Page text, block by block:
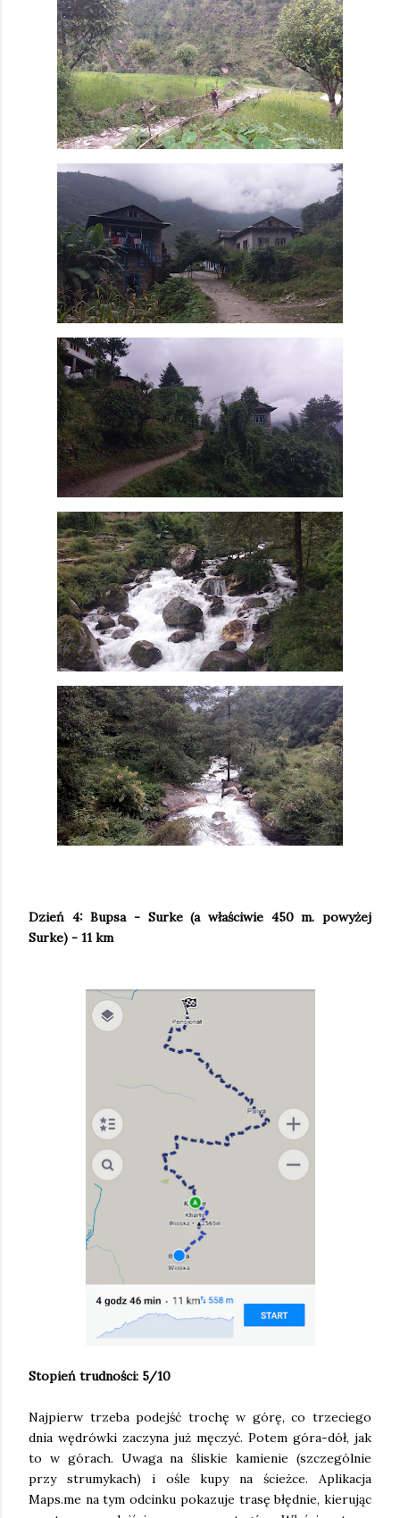
Dzień 4: Bupsa - Surke (a właściwie 450 m. powyżej
Surke) - 11 km
Stopień trudności: 5/10
Najpierw trzeba podejść trochę w górę, co trzeciego
dnia wędrówki zaczyna już męczyć. Potem góra-dół, jak
to w górach. Uwaga na śliskie kamienie (szczególnie
przy strumykach) i ośle kupy na ścieżce. Aplikacja
Maps.me na tym odcinku pokazuje trasę błędnie, kierując